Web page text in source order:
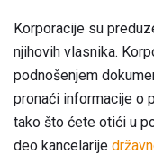
Korporacije su
njihovih vlasnika.
podnošenjem
pronaći informacije o
tako što ćete otići u
deo kancelarije